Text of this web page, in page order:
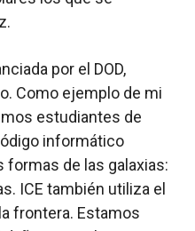
por el DOD,
Como ejemplo de mi
estudiantes de
informático
formas de las galaxias:
ICE también utiliza el
frontera. Estamos